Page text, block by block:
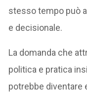
stesso tempo può
e decisionale.
La domanda che
politica e pratica
potrebbe diventare